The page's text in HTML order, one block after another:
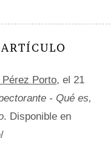
Porto, el 21
- Qué es,
. Disponible en